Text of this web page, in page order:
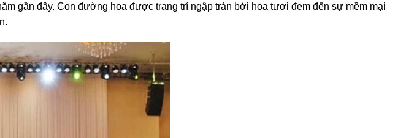
gần đây. Con đường hoa được trang trí ngập tràn bởi hoa tươi đem đến sự mềm mại